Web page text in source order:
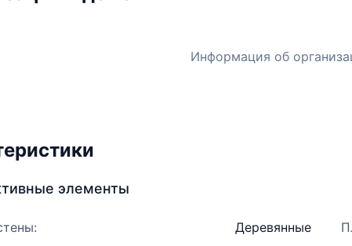
Информация об
элементы
Деревянные